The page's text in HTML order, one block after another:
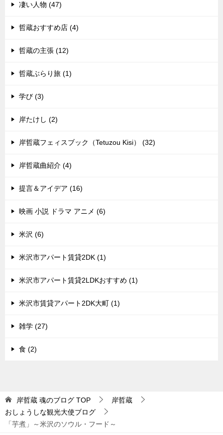
凄い人物 (47)
哲蔵おすすめ店 (4)
哲蔵の主張 (12)
哲蔵ぶらり旅 (1)
学び (3)
岸たけし (2)
岸哲蔵フェィスブック（Tetuzou Kisi） (32)
岸哲蔵曲紹介 (4)
提言＆アイデア (16)
映画 小説 ドラマ アニメ (6)
米沢 (6)
米沢市アパート賃貸2DK (1)
米沢市アパート賃貸2LDKおすすめ (1)
米沢市賃貸アパート2DK大町 (1)
雑学 (27)
食 (2)
岸哲蔵 魂のブログ TOP
岸哲蔵
おしょうしな観光大使ブログ
「芋煮」～米沢のソウル・フード～